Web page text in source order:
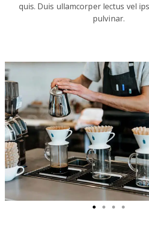
quis. Duis ullamcorper lectus vel
pulvinar.